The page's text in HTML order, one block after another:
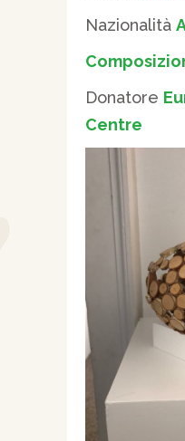
Nazionalità
Donatore
Centre